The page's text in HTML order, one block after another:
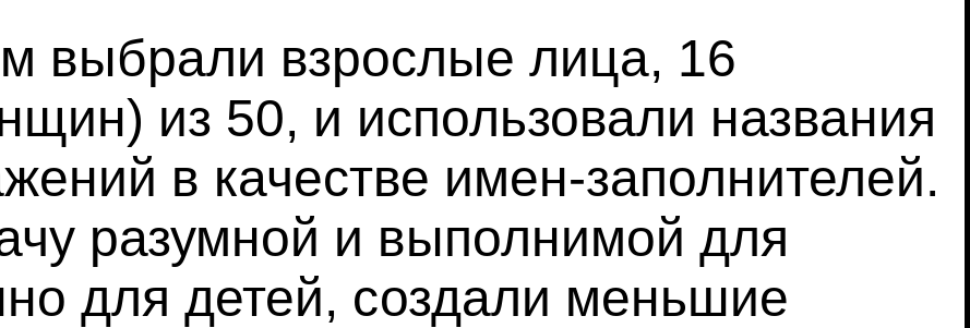
выбрали взрослые лица, 16
из 50, и использовали названия
в качестве имен-заполнителей.
разумной и выполнимой для
для детей, создали меньшие